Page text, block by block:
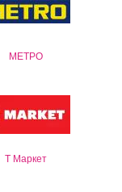
МЕТРО
Т Маркет